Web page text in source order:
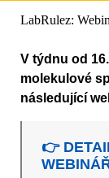
LabRulez:
V týdnu od
molekulové
následující
👉